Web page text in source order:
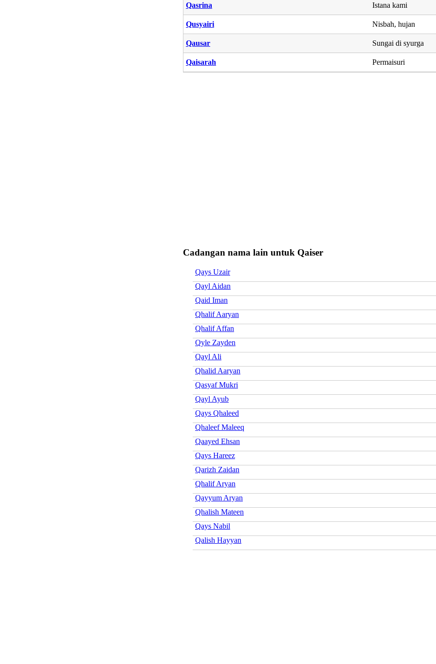
Qasrina Istana kami
Qusyairi Nisbah, hujan
Qausar Sungai di syurga
Qaisarah Permaisuri
Cadangan nama lain untuk Qaiser
Qays Uzair
Qayl Aidan
Qaid Iman
Qhalif Aaryan
Qhalif Affan
Qyle Zayden
Qayl Ali
Qhalid Aaryan
Qasyaf Mukri
Qayl Ayub
Qays Qhaleed
Qhaleef Maleeq
Qaayed Ehsan
Qays Hareez
Qarizh Zaidan
Qhalif Aryan
Qayyum Aryan
Qhalish Mateen
Qays Nabil
Qalish Hayyan